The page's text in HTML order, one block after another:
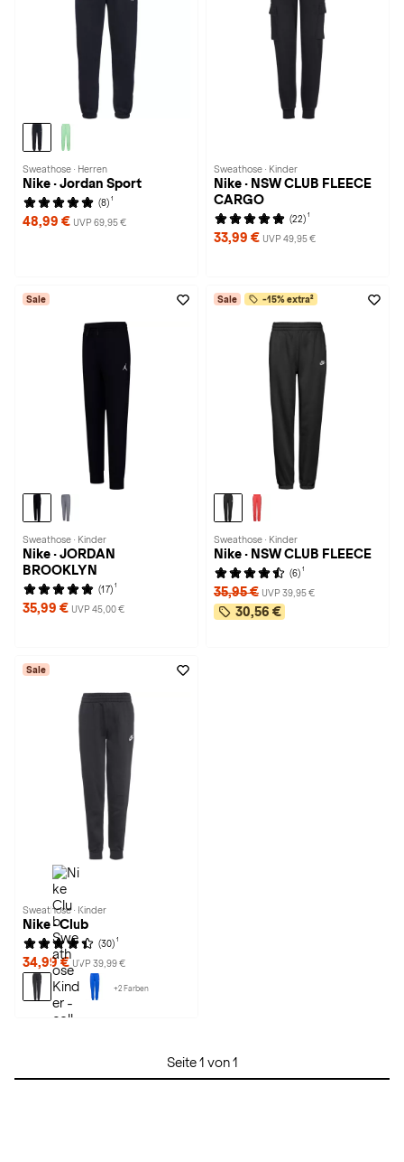
Sweathose · Herren
Nike · Jordan Sport
(8) 1
48,99 € UVP 69,95 €
Sweathose · Kinder
Nike · NSW CLUB FLEECE
CARGO
(22) 1
33,99 € UVP 49,95 €
Sale
Sweathose · Kinder
Nike · JORDAN
BROOKLYN
(17) 1
35,99 € UVP 45,00 €
Sale -15% extra²
Sweathose · Kinder
Nike · NSW CLUB FLEECE
(6) 1
35,95 € UVP 39,95 €
30,56 €
Sale
+2 Farben
Sweathose · Kinder
Nike · Club
(30) 1
34,99 €UVP 39,99 €
Seite 1 von 1